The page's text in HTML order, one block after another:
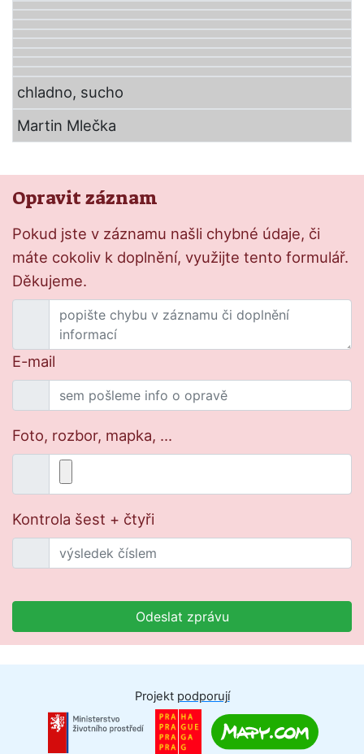
chladno, sucho
Martin Mlečka
Opravit záznam
Pokud jste v záznamu našli chybné údaje, či
máte cokoliv k doplnění, využijte tento formulář.
Děkujeme.
E-mail
Foto, rozbor, mapka, ...
Kontrola šest + čtyři
Odeslat zprávu
Projekt podporují